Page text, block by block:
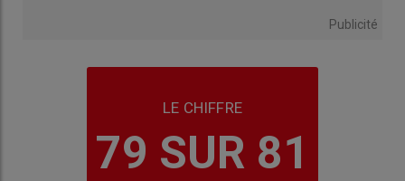
Publicité
LE CHIFFRE
79 SUR 81